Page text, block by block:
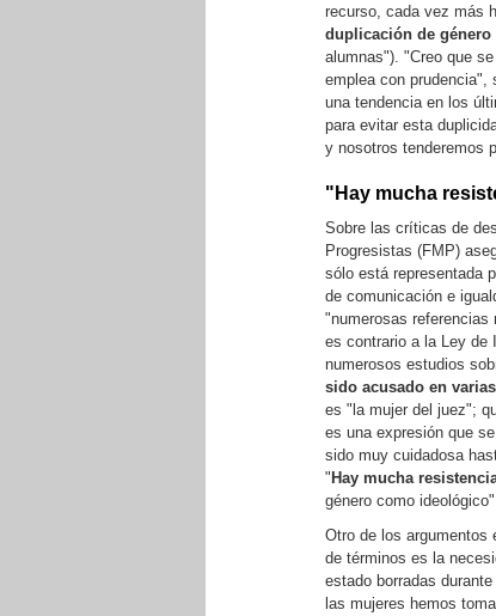
recurso, cada vez más
duplicación de género
alumnas"). "Creo que
emplea con prudencia",
una tendencia en los
para evitar esta
y nosotros tenderemos
"Hay mucha
Sobre las críticas de
Progresistas (FMP)
sólo está representada
de comunicación e
"numerosas
es contrario a la Ley de
numerosos estudios
sido acusado en
es "la mujer del juez";
es una expresión que
sido muy cuidadosa
" Hay mucha
género como
Otro de los argumentos
de términos es la
estado borradas
las mujeres hemos